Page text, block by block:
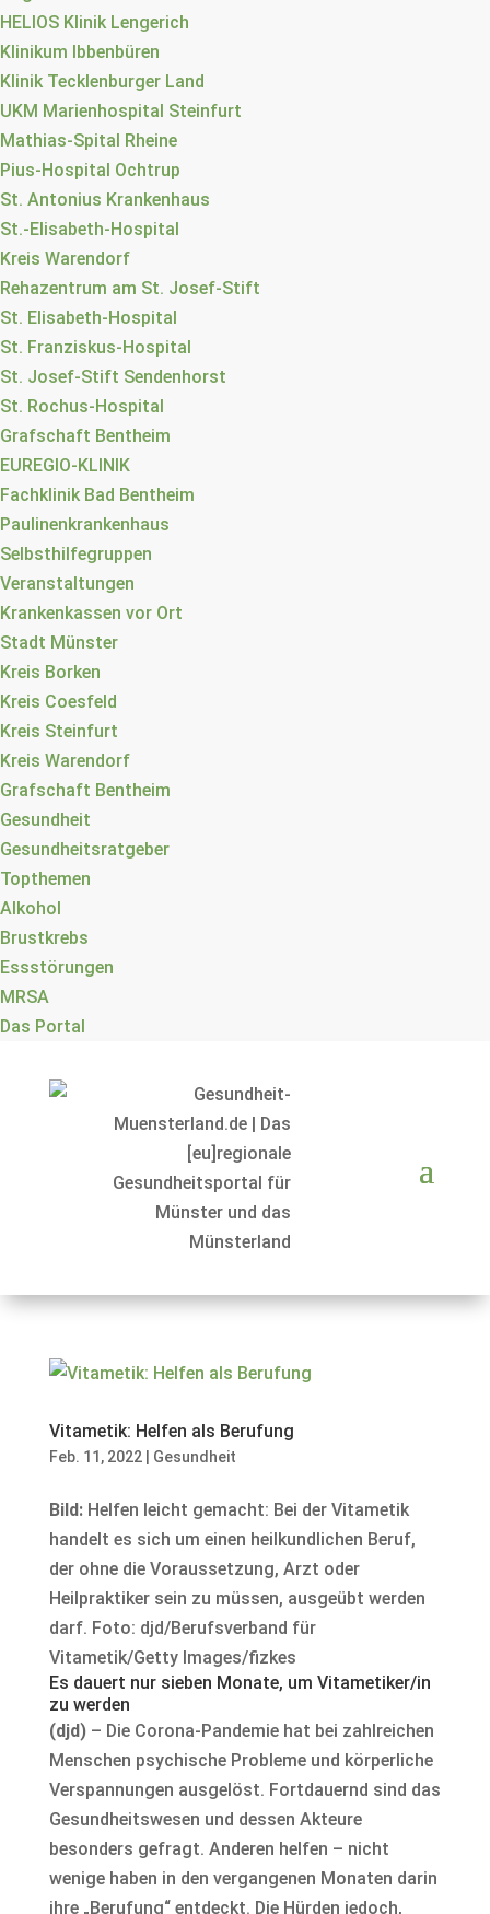
HELIOS Klinik Lengerich
Klinikum Ibbenbüren
Klinik Tecklenburger Land
UKM Marienhospital Steinfurt
Mathias-Spital Rheine
Pius-Hospital Ochtrup
St. Antonius Krankenhaus
St.-Elisabeth-Hospital
Kreis Warendorf
Rehazentrum am St. Josef-Stift
St. Elisabeth-Hospital
St. Franziskus-Hospital
St. Josef-Stift Sendenhorst
St. Rochus-Hospital
Grafschaft Bentheim
EUREGIO-KLINIK
Fachklinik Bad Bentheim
Paulinenkrankenhaus
Selbsthilfegruppen
Veranstaltungen
Krankenkassen vor Ort
Stadt Münster
Kreis Borken
Kreis Coesfeld
Kreis Steinfurt
Kreis Warendorf
Grafschaft Bentheim
Gesundheit
Gesundheitsratgeber
Topthemen
Alkohol
Brustkrebs
Essstörungen
MRSA
Das Portal
Vitametik: Helfen als Berufung
Feb. 11, 2022| Gesundheit
Bild:Helfen leicht gemacht: Bei der Vitametik
handelt es sich um einen heilkundlichen Beruf,
der ohne die Voraussetzung, Arzt oder
Heilpraktiker sein zu müssen, ausgeübt werden
darf. Foto: djd/Berufsverband für
Vitametik/Getty Images/fizkes
Es dauert nur sieben Monate, um Vitametiker/in
zu werden
(djd)– Die Corona-Pandemie hat bei zahlreichen
Menschen psychische Probleme und körperliche
Verspannungen ausgelöst. Fortdauernd sind das
Gesundheitswesen und dessen Akteure
besonders gefragt. Anderen helfen – nicht
wenige haben in den vergangenen Monaten darin
ihre „Berufung“ entdeckt. Die Hürden jedoch,